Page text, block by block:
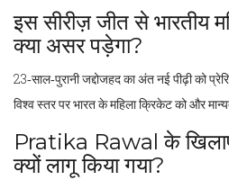
इस सीरीज़ जीत से भारतीय
क्या असर पड़ेगा?
23‑साल‑पुरानी जद्दोजहद का अंत नई पीढ़ी को
विश्व स्तर पर भारत के महिला क्रिकेट को और
Pratika Rawal के खिलाफ
क्यों लागू किया गया?